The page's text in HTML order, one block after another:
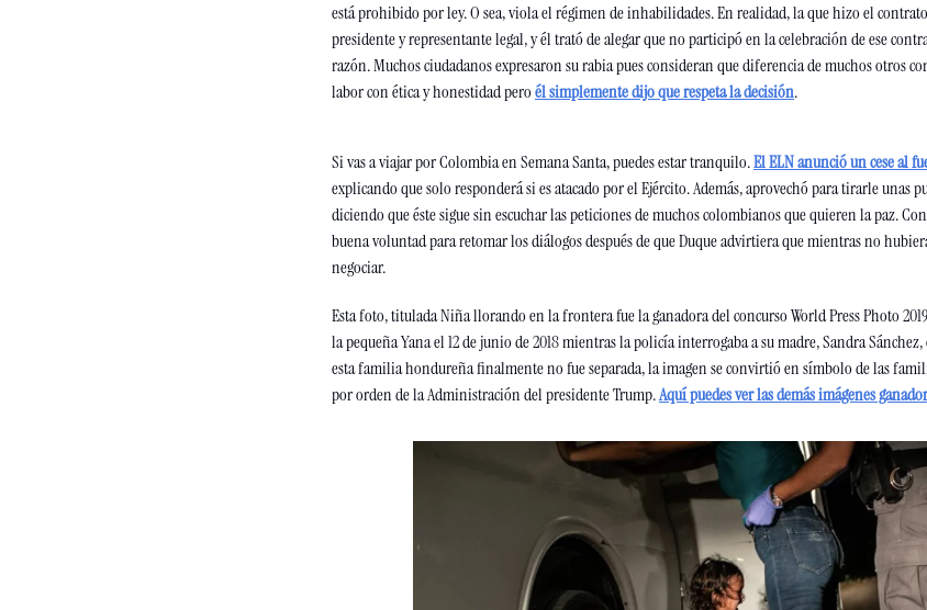
está prohibido por ley. O sea, viola el régimen de inhabilidades. En realidad, la que hizo el
presidente y representante legal, y él trató de alegar que no participó en la celebración de ese
razón. Muchos ciudadanos expresaron su rabia pues consideran que diferencia de muchos otros
labor con ética y honestidad pero él simplemente dijo que respeta la decisión.
Si vas a viajar por Colombia en Semana Santa, puedes estar tranquilo. El ELN anunció un cese al
explicando que solo responderá si es atacado por el Ejército. Además, aprovechó para tirarle unas
diciendo que éste sigue sin escuchar las peticiones de muchos colombianos que quieren la paz.
buena voluntad para retomar los diálogos después de que Duque advirtiera que mientras no
negociar.
Esta foto, titulada Niña llorando en la frontera fue la ganadora del concurso World Press Photo
la pequeña Yana el 12 de junio de 2018 mientras la policía interrogaba a su madre, Sandra
esta familia hondureña finalmente no fue separada, la imagen se convirtió en símbolo de las
por orden de la Administración del presidente Trump. Aquí puedes ver las demás imágenes